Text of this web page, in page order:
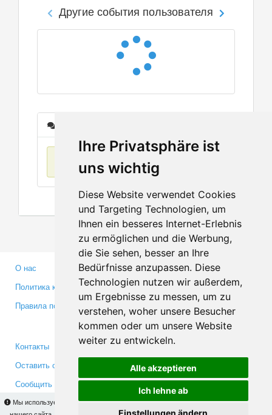
Ihre Privatsphäre ist
uns wichtig
Diese Website verwendet Cookies
und Targeting Technologien, um
Ihnen ein besseres Internet-Erlebnis
zu ermöglichen und die Werbung,
die Sie sehen, besser an Ihre
Bedürfnisse anzupassen. Diese
Technologien nutzen wir außerdem,
um Ergebnisse zu messen, um zu
verstehen, woher unsere Besucher
kommen oder um unsere Website
weiter zu entwickeln.
Alle akzeptieren
Ich lehne ab
Мы используем cookies для того, чтобы Вы могли использовать весь функционал
Другие события пользователя
О нас
Политика конфиденциальности
Правила пользования
Партнерам
Инвесторам
Медиа
Контакты
Оставить отзыв
Сообщить об ошибке
Facebook
Twitter
YouTube
Google+